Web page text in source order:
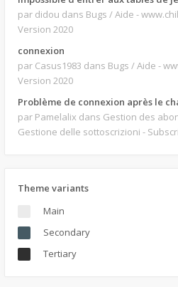
par didou dans Bugs / Aide -
Version 2020
connexion
par Casus1983 dans Bugs / Aide -
Version 2020
Problème de connexion après le
par Pamelalix dans Gestion des
Gestione delle sottoscrizioni -
Theme variants
Main
Secondary
Tertiary